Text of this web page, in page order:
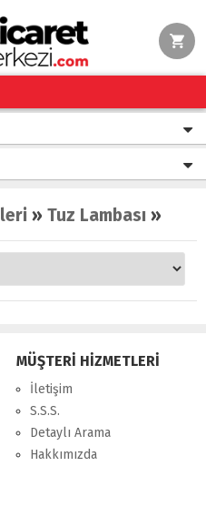
» Tuz Lambası »
MÜŞTERİ HİZMETLERİ
İletişim
S.S.S.
Detaylı Arama
Hakkımızda